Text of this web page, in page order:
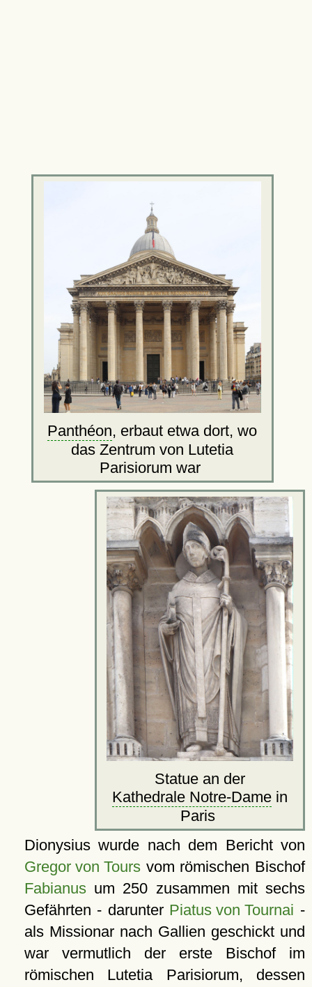
Panthéon, erbaut etwa dort, wo
das Zentrum von Lutetia
Parisiorum war
Statue an der
Kathedrale Notre-Dame in
Paris
Dionysius wurde nach dem Bericht von
Gregor von Toursvom römischen Bischof
Fabianusum 250 zusammen mit sechs
Gefährten - darunter Piatus von Tournai -
als Missionar nach Gallien geschickt und
war vermutlich der erste Bischof im
römischen Lutetia Parisiorum, dessen